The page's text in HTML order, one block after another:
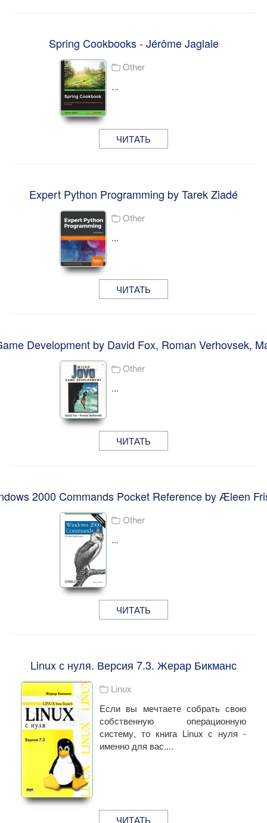
Spring Cookbooks - Jérôme Jaglale
Other
...
ЧИТАТЬ
Expert Python Programming by Tarek Ziadé
Other
...
ЧИТАТЬ
Development by David Fox, Roman Verhovsek,
Other
...
ЧИТАТЬ
2000 Commands Pocket Reference by Æleen
Other
...
ЧИТАТЬ
Linux с нуля. Версия 7.3. Жерар Бикманс
Linux
Если вы мечтаете собрать свою
собственную операционную
систему, то книга Linux с нуля -
именно для вас....
ЧИТАТЬ